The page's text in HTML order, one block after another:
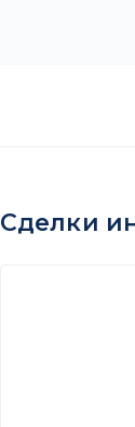
Сделки